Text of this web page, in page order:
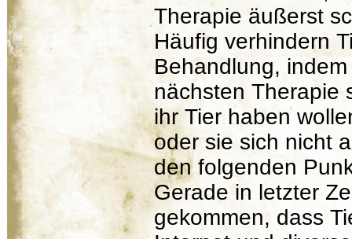
Therapie äußerst
Häufig verhindern
Behandlung,
nächsten Therapie
ihr Tier haben
oder sie sich nicht
den folgenden
Gerade in letzter
gekommen, dass